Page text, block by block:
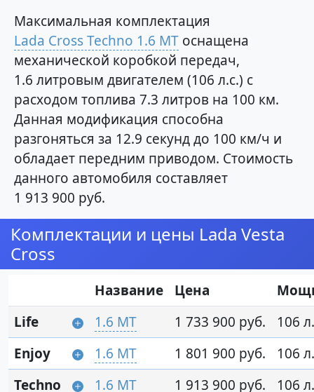
Максимальная комплектация
Lada Cross Techno 1.6 MT оснащена
механической коробкой передач,
1.6 литровым двигателем (106 л.с.) с
расходом топлива 7.3 литров на 100 км.
Данная модификация способна
разгоняться за 12.9 секунд до 100 км/ч и
обладает передним приводом. Стоимость
данного автомобиля составляет
1 913 900 руб.
Комплектации и цены Lada Vesta
Cross
Название Цена
Life
1.6 MT 1 733 900 руб.
106
Enjoy
1.6 MT 1 801 900 руб.
106
Techno
1.6 MT 1 913 900 руб. 106